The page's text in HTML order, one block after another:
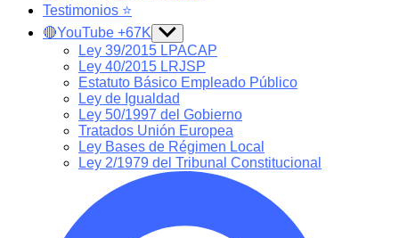
Testimonios ⭐️
🔴YouTube +67K Show
sub
menu
Ley 39/2015 LPACAP
Ley 40/2015 LRJSP
Estatuto Básico Empleado Público
Ley de Igualdad
Ley 50/1997 del Gobierno
Tratados Unión Europea
Ley Bases de Régimen Local
Ley 2/1979 del Tribunal Constitucional